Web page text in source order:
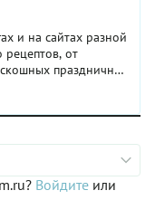
и на сайтах разной
рецептов, от
праздничных
Войдите или